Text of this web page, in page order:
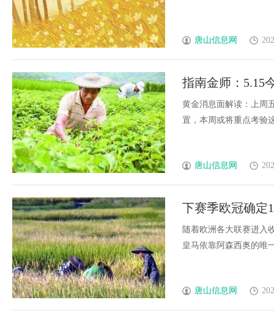
唐山信息网
指南金师：5.15
能涨了?
黄金消息面解读：上周
置，本周或将重点考验
唐山信息网
下赛季欧冠确定
兰恐无缘
随着欧洲各大联赛进入
皇马依靠阿森西奥的唯
唐山信息网